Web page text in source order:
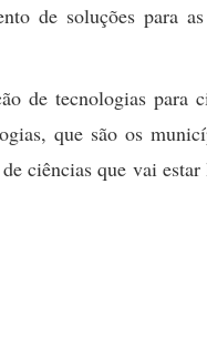
de soluções para
de tecnologias para
que são os
ciências que vai